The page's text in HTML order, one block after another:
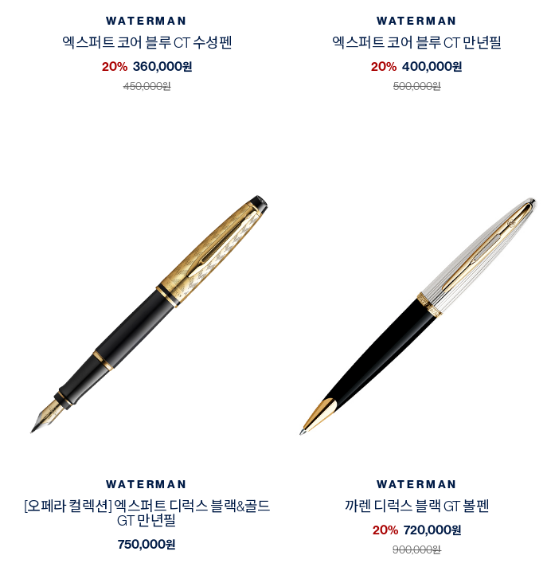
WATERMAN
엑스퍼트 코어 블루 CT 수성펜
20% 360,000원
450,000원
WATERMAN
엑스퍼트 코어 블루 CT 만년필
20% 400,000원
500,000원
WATERMAN
[오페라 컬렉션] 엑스퍼트 디럭스 블랙&골드
GT 만년필
750,000원
WATERMAN
까렌 디럭스 블랙 GT 볼펜
20% 720,000원
900,000원